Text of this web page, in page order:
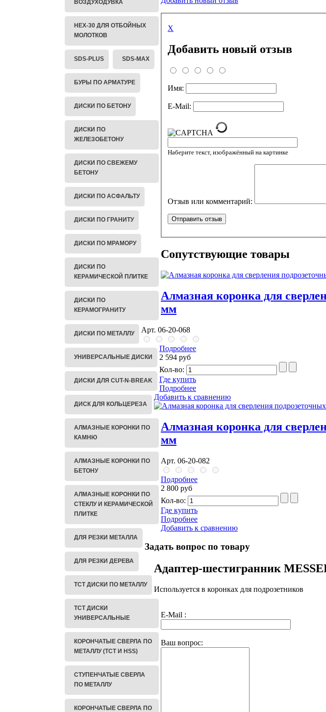
ВОЗДУХОДУВКА
HEX-30 ДЛЯ ОТБОЙНЫХ
МОЛОТКОВ
SDS-PLUS SDS-MAX
БУРЫ ПО АРМАТУРЕ
ДИСКИ ПО БЕТОНУ
ДИСКИ ПО
ЖЕЛЕЗОБЕТОНУ
ДИСКИ ПО СВЕЖЕМУ
БЕТОНУ
ДИСКИ ПО АСФАЛЬТУ
ДИСКИ ПО ГРАНИТУ
ДИСКИ ПО МРАМОРУ
ДИСКИ ПО
КЕРАМИЧЕСКОЙ ПЛИТКЕ
ДИСКИ ПО
КЕРАМОГРАНИТУ
ДИСКИ ПО МЕТАЛЛУ
УНИВЕРСАЛЬНЫЕ ДИСКИ
ДИСКИ ДЛЯ CUT-N-BREAK
ДИСК ДЛЯ КОЛЬЦЕРЕЗА
АЛМАЗНЫЕ КОРОНКИ ПО
КАМНЮ
АЛМАЗНЫЕ КОРОНКИ ПО
БЕТОНУ
АЛМАЗНЫЕ КОРОНКИ ПО
СТЕКЛУ И КЕРАМИЧЕСКОЙ
ПЛИТКЕ
ДЛЯ РЕЗКИ МЕТАЛЛА
ДЛЯ РЕЗКИ ДЕРЕВА
ТСТ ДИСКИ ПО МЕТАЛЛУ
ТСТ ДИСКИ
УНИВЕРСАЛЬНЫЕ
КОРОНЧАТЫЕ СВЕРЛА ПО
МЕТАЛЛУ (TCT И HSS)
СТУПЕНЧАТЫЕ СВЕРЛА
ПО МЕТАЛЛУ
КОРОНЧАТЫЕ СВЕРЛА ПО
X
Добавить новый отзыв
Имя:
E-Mail:
Наберите текст, изображённый на картинке
Отзыв или комментарий:
Сопутствующие товары
Алмазная коронка для
мм
Арт. 06-20-068
Подробнее
2 594 руб
Кол-во:
Где купить
Подробнее
Добавить к сравнению
Алмазная коронка для
мм
Арт. 06-20-082
Подробнее
2 800 руб
Кол-во:
Где купить
Подробнее
Добавить к сравнению
Задать вопрос по товару
Адаптер-шестигранник
Используется в коронках для подрозетников
E-Mail :
Ваш вопрос: